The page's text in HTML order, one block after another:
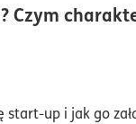
Czym
up i jak go